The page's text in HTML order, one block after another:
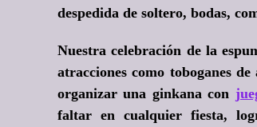
despedida de soltero, bodas,
Nuestra celebración de la
atracciones como toboganes de
organizar una ginkana con
faltar en cualquier fiesta,